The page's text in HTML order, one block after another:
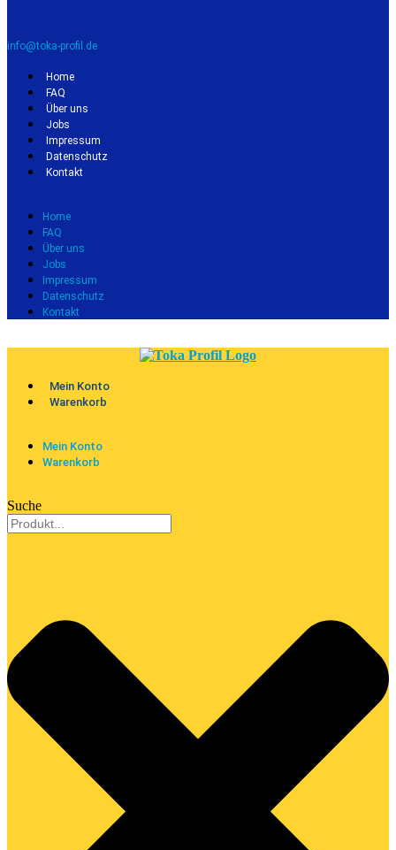
info@toka-profil.de
Home
FAQ
Über uns
Jobs
Impressum
Datenschutz
Kontakt
Home
FAQ
Über uns
Jobs
Impressum
Datenschutz
Kontakt
Mein Konto
Warenkorb
Mein Konto
Warenkorb
Suche